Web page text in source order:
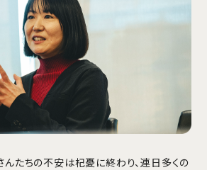
たちの不安は杞憂に終わり、連日多くの